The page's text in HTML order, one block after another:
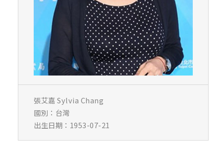
張艾嘉 Sylvia Chang
國別：台灣
出生日期：1953-07-21